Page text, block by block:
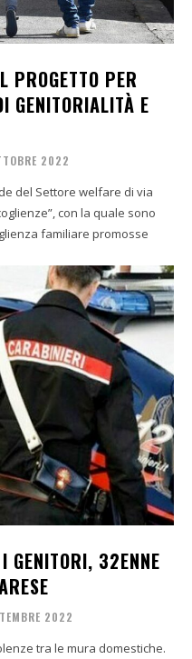
PROGETTO PER
GENITORIALITÀ E
2022
del Settore welfare di via
con la quale sono
familiare promosse
GENITORI, 32ENNE
2022
tra le mura domestiche.